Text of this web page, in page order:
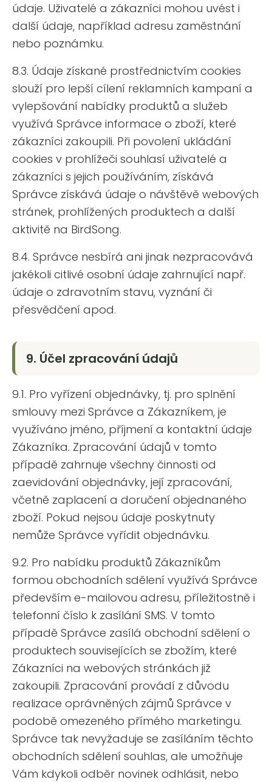
údaje. Uživatelé a zákazníci mohou uvést i
další údaje, například adresu zaměstnání
nebo poznámku.
8.3. Údaje získané prostřednictvím cookies
slouží pro lepší cílení reklamních kampaní a
vylepšování nabídky produktů a služeb
využívá Správce informace o zboží, které
zákazníci zakoupili. Při povolení ukládání
cookies v prohlížeči souhlasí uživatelé a
zákazníci s jejich používáním, získává
Správce získává údaje o návštěvě webových
stránek, prohlížených produktech a další
aktivitě na BirdSong.
8.4. Správce nesbírá ani jinak nezpracovává
jakékoli citlivé osobní údaje zahrnující např.
údaje o zdravotním stavu, vyznání či
přesvědčení apod.
9. Účel zpracování údajů
9.1. Pro vyřízení objednávky, tj. pro splnění
smlouvy mezi Správce a Zákazníkem, je
využíváno jméno, příjmení a kontaktní údaje
Zákazníka. Zpracování údajů v tomto
případě zahrnuje všechny činnosti od
zaevidování objednávky, její zpracování,
včetně zaplacení a doručení objednaného
zboží. Pokud nejsou údaje poskytnuty
nemůže Správce vyřídit objednávku.
9.2. Pro nabídku produktů Zákazníkům
formou obchodních sdělení využívá Správce
především e-mailovou adresu, příležitostně i
telefonní číslo k zasílání SMS. V tomto
případě Správce zasílá obchodní sdělení o
produktech souvisejících se zbožím, které
Zákazníci na webových stránkách již
zakoupili. Zpracování provádí z důvodu
realizace oprávněných zájmů Správce v
podobě omezeného přímého marketingu.
Správce tak nevyžaduje se zasíláním těchto
obchodních sdělení souhlas, ale umožňuje
Vám kdykoli odběr novinek odhlásit, nebo